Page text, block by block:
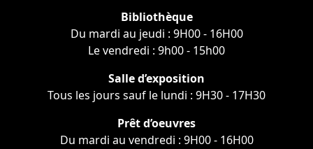
Bibliothèque
Du mardi au jeudi : 9H00 - 16H00
Le vendredi : 9h00 - 15h00
Salle d’exposition
Tous les jours sauf le lundi : 9H30 - 17H30
Prêt d’oeuvres
Du mardi au vendredi : 9H00 - 16H00